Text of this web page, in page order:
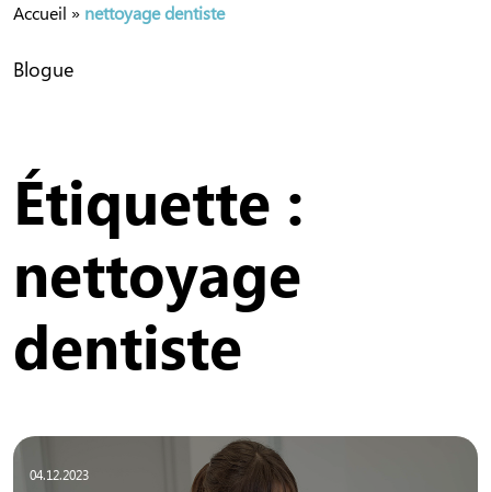
Accueil » nettoyage dentiste
Blogue
Étiquette :
nettoyage
dentiste
04.12.2023